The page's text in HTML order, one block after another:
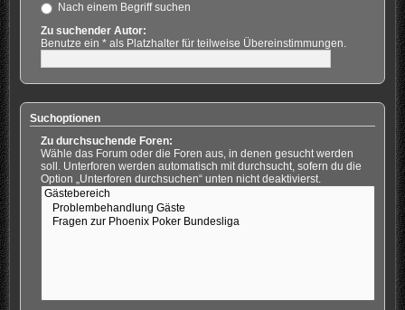
Nach einem Begriff suchen
Zu suchender Autor:
Benutze ein * als Platzhalter für teilweise Übereinstimmungen.
Suchoptionen
Zu durchsuchende Foren:
Wähle das Forum oder die Foren aus, in denen gesucht werden
soll. Unterforen werden automatisch mit durchsucht, sofern du die
Option „Unterforen durchsuchen“ unten nicht deaktivierst.